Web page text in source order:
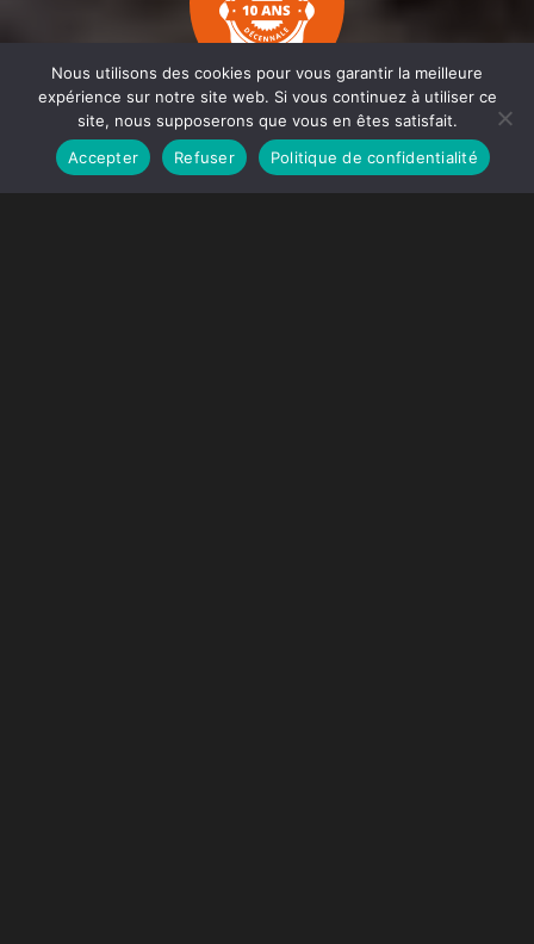
GARANTIE DÉCENNALE
Generated byMPG
Nous utilisons des cookies pour vous garantir la meilleure
expérience sur notre site web. Si vous continuez à utiliser ce
site, nous supposerons que vous en êtes satisfait.
Accepter
Refuser Politique de confidentialité